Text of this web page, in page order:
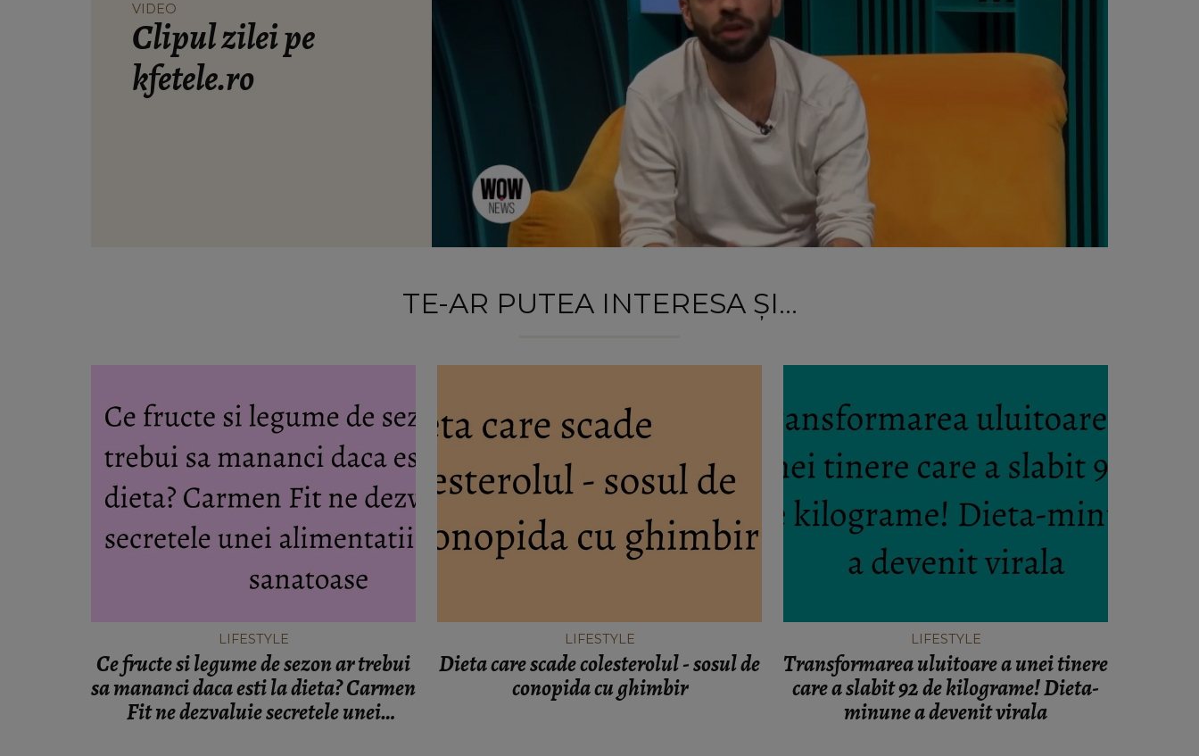
VIDEO
Clipul zilei pe
kfetele.ro
TE-AR PUTEA INTERESA ȘI...
LIFESTYLE
Ce fructe si legume de sezon ar trebui
sa mananci daca esti la dieta? Carmen
Fit ne dezvaluie secretele unei
LIFESTYLE
Dieta care scade colesterolul - sosul de
conopida cu ghimbir
LIFESTYLE
Transformarea uluitoare a unei tinere
care a slabit 92 de kilograme! Dieta-
minune a devenit virala